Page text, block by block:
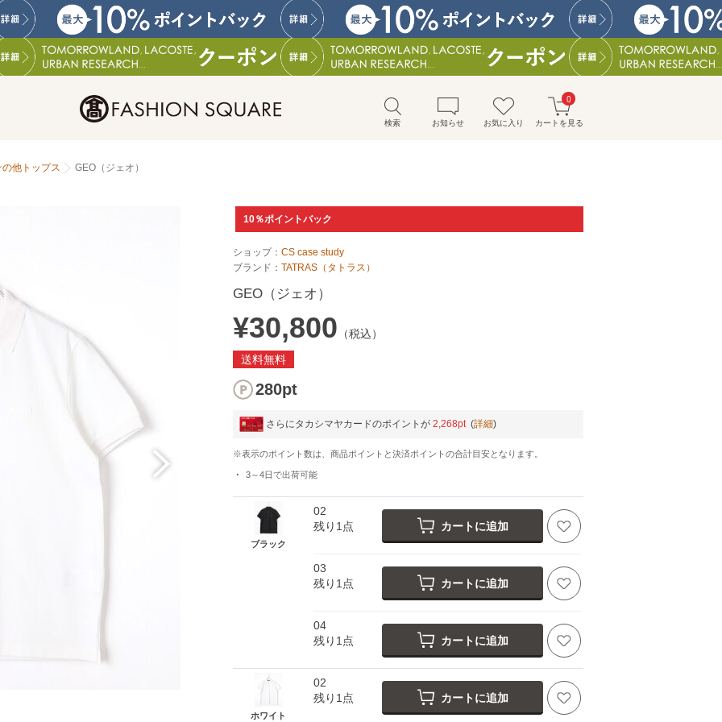
検索 お知らせ お気に入り カートを見る
0
の他トップス GEO（ジェオ）
10％ポイントバック
ショップ： CS case study
ブランド： TATRAS（タトラス）
GEO（ジェオ）
¥30,800 （税込）
送料無料
280pt
さらにタカシマヤカードのポイントが 2,268pt (詳細)
※表示のポイント数は、商品ポイントと決済ポイントの合計目安となります。
3～4日で出荷可能
ブラック
02
残り1点
カートに追加
03
残り1点
カートに追加
04
残り1点
カートに追加
ホワイト
02
残り1点
カートに追加